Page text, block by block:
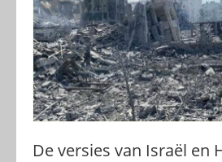
De versies van Israël en